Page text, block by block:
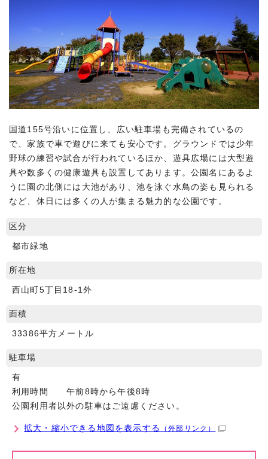
国道155号沿いに位置し、広い駐車場も完備されているの
で、家族で車で遊びに来ても安心です。グラウンドでは少年
野球の練習や試合が行われているほか、遊具広場には大型遊
具や数多くの健康遊具も設置してあります。公園名にあるよ
うに園の北側には大池があり、池を泳ぐ水鳥の姿も見られる
など、休日には多くの人が集まる魅力的な公園です。
区分
都市緑地
所在地
西山町5丁目18-1外
面積
33386平方メートル
駐車場
有
利用時間 午前8時から午後8時
公園利用者以外の駐車はご遠慮ください。
拡大・縮小できる地図を表示する （外部リンク）